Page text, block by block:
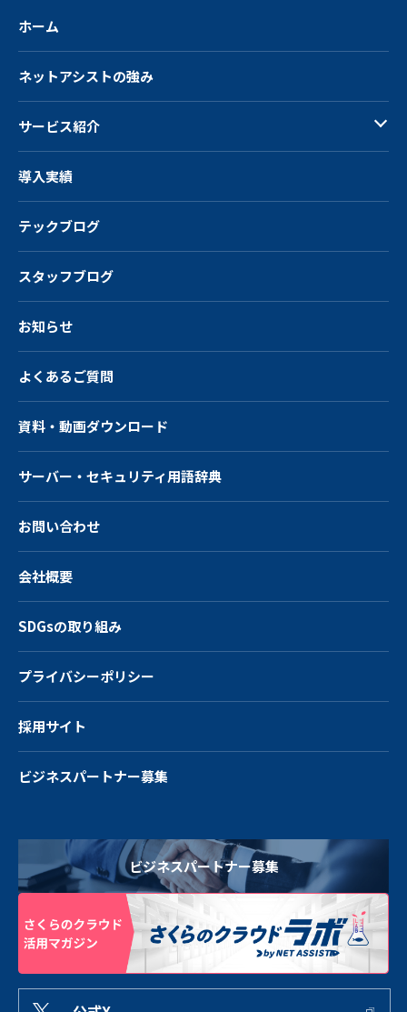
ホーム
ネットアシストの強み
サービス紹介
導入実績
テックブログ
スタッフブログ
お知らせ
よくあるご質問
資料・動画ダウンロード
サーバー・ セキュリティ用語辞典
お問い合わせ
会社概要
SDGsの取り組み
プライバシーポリシー
採用サイト
ビジネスパートナー募集
ビジネスパートナー募集